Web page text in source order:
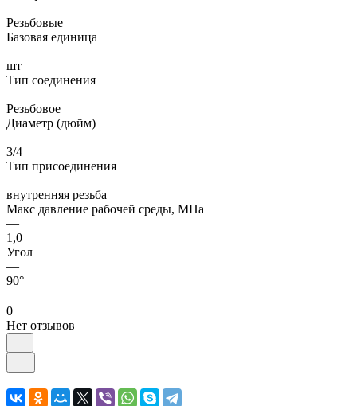
—
Резьбовые
Базовая единица
—
шт
Тип соединения
—
Резьбовое
Диаметр (дюйм)
—
3/4
Тип присоединения
—
внутренняя резьба
Макс давление рабочей среды, МПа
—
1,0
Угол
—
90°
0
Нет отзывов